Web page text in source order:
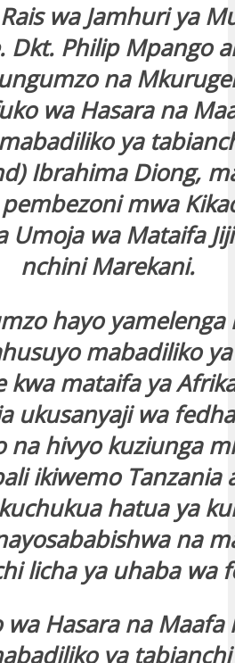
wa Jamhuri ya
Dkt. Philip Mpango
na
wa Hasara na
ya
Ibrahima Diong,
mwa
Umoja wa Mataifa
nchini Marekani.
hayo yamelenga
mabadiliko
kwa mataifa ya
ukusanyaji wa
na hivyo kuziunga
ikiwemo Tanzania
hatua ya
na
licha ya uhaba wa
Hasara na Maafa
ya